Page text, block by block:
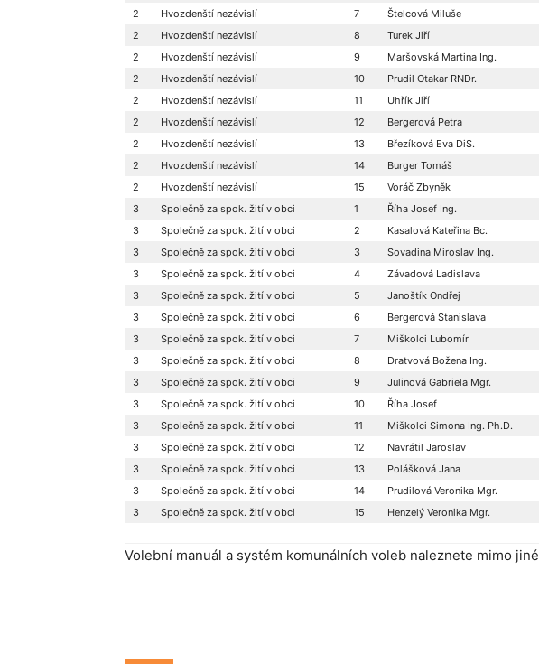
2
Hvozdenští nezávislí 7 Štelcová Miluše
2
Hvozdenští nezávislí 8 Turek Jiří
2
Hvozdenští nezávislí 9 Maršovská Martina Ing.
2
Hvozdenští nezávislí 10 Prudil Otakar RNDr.
2
Hvozdenští nezávislí 11 Uhřík Jiří
2
Hvozdenští nezávislí 12 Bergerová Petra
2
Hvozdenští nezávislí 13 Březíková Eva DiS.
2
Hvozdenští nezávislí 14 Burger Tomáš
2
Hvozdenští nezávislí 15 Voráč Zbyněk
3
Společně za spok. žití v obci 1 Říha Josef Ing.
3
Společně za spok. žití v obci 2 Kasalová Kateřina Bc.
3
Společně za spok. žití v obci 3 Sovadina Miroslav Ing.
3
Společně za spok. žití v obci 4 Závadová Ladislava
3
Společně za spok. žití v obci 5 Janoštík Ondřej
3
Společně za spok. žití v obci 6 Bergerová Stanislava
3
Společně za spok. žití v obci 7 Miškolci Lubomír
3
Společně za spok. žití v obci 8 Dratvová Božena Ing.
3
Společně za spok. žití v obci 9 Julinová Gabriela Mgr.
3
Společně za spok. žití v obci 10 Říha Josef
3
Společně za spok. žití v obci 11 Miškolci Simona Ing. Ph.D.
3
Společně za spok. žití v obci 12 Navrátil Jaroslav
3
Společně za spok. žití v obci 13 Polášková Jana
3
Společně za spok. žití v obci 14 Prudilová Veronika Mgr.
3
Společně za spok. žití v obci 15 Henzelý Veronika Mgr.
Volební manuál a systém komunálních voleb naleznete mimo jiné